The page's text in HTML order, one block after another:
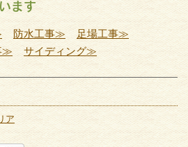
ます
防水工事≫
足場工事≫
≫ サイディング≫
ア